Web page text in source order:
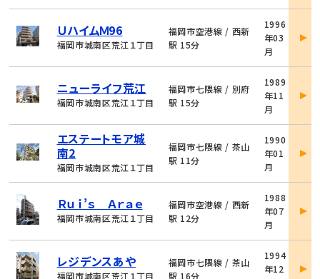
ＵハイムＭ96
福岡市城南区荒江１丁目
福岡市空港線 / 西新
駅 15分
1996
年03
月
詳
ニューライフ荒江
福岡市城南区荒江１丁目
福岡市七隈線 / 別府
駅 15分
1989
年11
月
詳
エステートモア城
南2
福岡市城南区荒江１丁目
福岡市七隈線 / 茶山
駅 11分
1990
年01
月
詳
Ｒｕｉ’ｓ Ａｒａｅ
福岡市城南区荒江１丁目
福岡市空港線 / 西新
駅 12分
1988
年07
月
詳
レジデンスあや
福岡市城南区荒江１丁目
福岡市七隈線 / 茶山
駅 16分
1994
年12
詳